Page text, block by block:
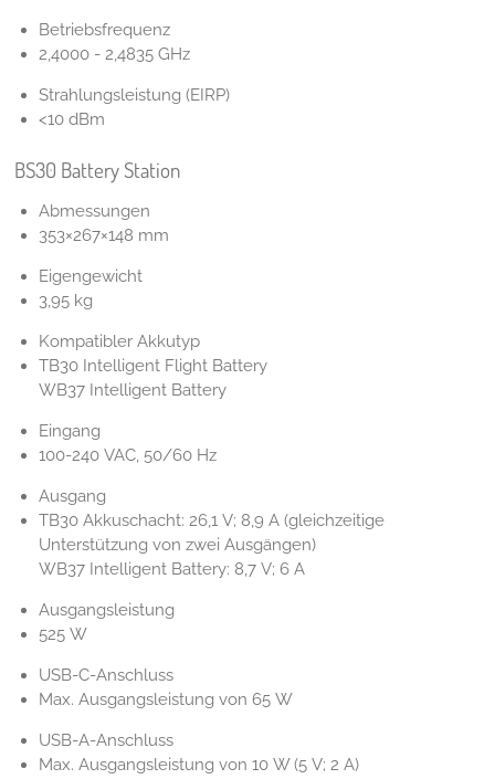
Betriebsfrequenz
2,4000 - 2,4835 GHz
Strahlungsleistung (EIRP)
<10 dBm
BS30 Battery Station
Abmessungen
353×267×148 mm
Eigengewicht
3,95 kg
Kompatibler Akkutyp
TB30 Intelligent Flight Battery
WB37 Intelligent Battery
Eingang
100-240 VAC, 50/60 Hz
Ausgang
TB30 Akkuschacht: 26,1 V; 8,9 A (gleichzeitige
Unterstützung von zwei Ausgängen)
WB37 Intelligent Battery: 8,7 V; 6 A
Ausgangsleistung
525 W
USB-C-Anschluss
Max. Ausgangsleistung von 65 W
USB-A-Anschluss
Max. Ausgangsleistung von 10 W (5 V; 2 A)